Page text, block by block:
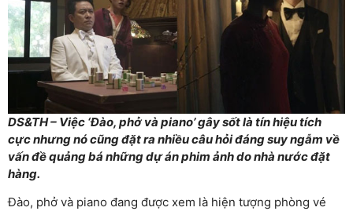
DS&TH – Việc ‘Đào, phở và piano’ gây sốt là tín hiệu tích
cực nhưng nó cũng đặt ra nhiều câu hỏi đáng suy ngẫm về
vấn đề quảng bá những dự án phim ảnh do nhà nước đặt
hàng.
Đào, phở và piano đang được xem là hiện tượng phòng vé